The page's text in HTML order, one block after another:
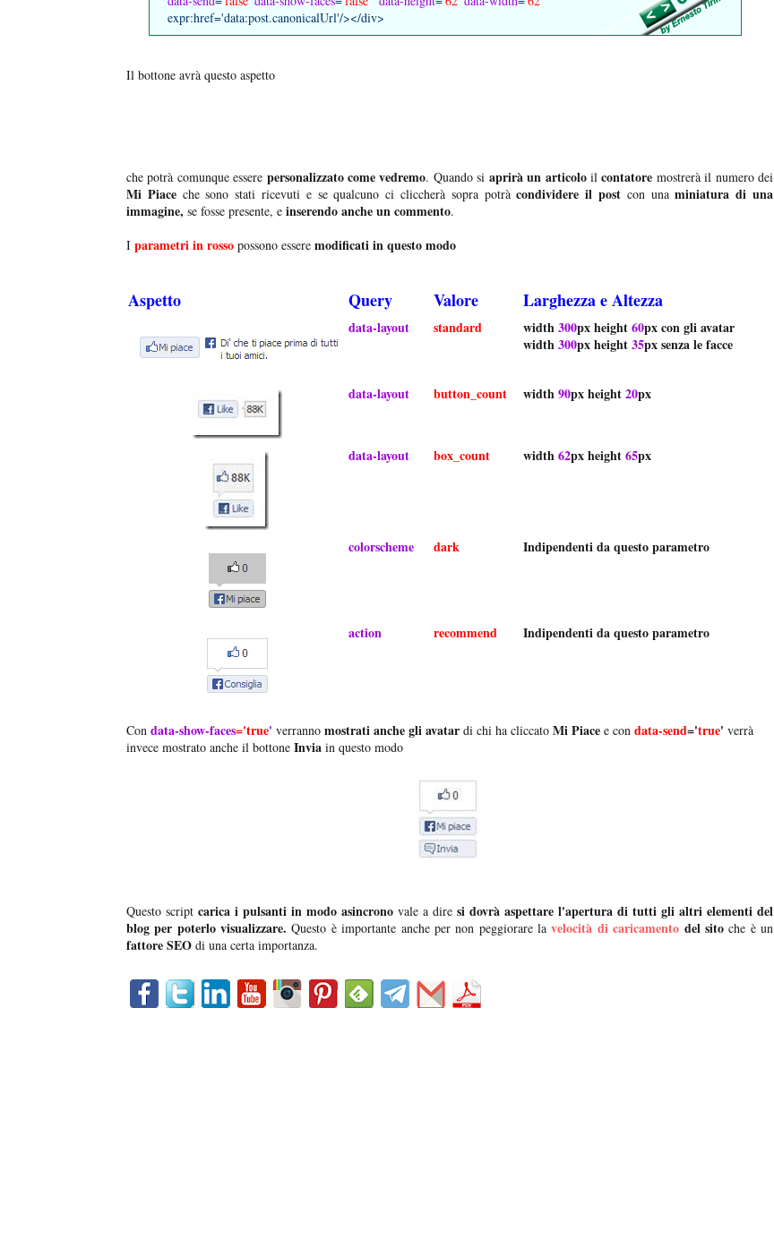
expr:href='data:post.canonicalUrl'/></div>
Il bottone avrà questo aspetto
che potrà comunque essere personalizzato come vedremo. Quando si aprirà un articoloilcontatore mostrerà il numero dei
Mi Piaceche sono stati ricevuti e se qualcuno ci cliccherà sopra potràcondividere il post con unaminiatura di una
immagine, se fosse presente, e inserendo anche un commento.
I parametri in rosso possono essere modificati in questo modo
Aspetto Query Valore Larghezza e Altezza
data-layout standard width300px height60px con gli avatar
width300px height35px senza le facce
data-layout button_count width90px height20px
data-layout box_count width62px height65px
colorscheme dark Indipendenti da questo parametro
action recommend Indipendenti da questo parametro
Con data-show-faces='true' verranno mostrati anche gli avatar di chi ha cliccato Mi Piace e con data-send='true' verrà
invece mostrato anche il bottone Invia in questo modo
Questo script carica i pulsanti in modo asincrono vale a dire si dovrà aspettare l'apertura di tutti gli altri elementi del
blog per poterlo visualizzare. Questo è importante anche per non peggiorare lavelocità di caricamento del sitoche è un
fattore SEO di una certa importanza.